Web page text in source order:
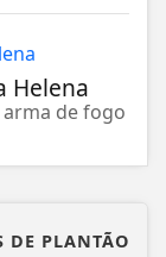
Helena
de fogo
DE PLANTÃO